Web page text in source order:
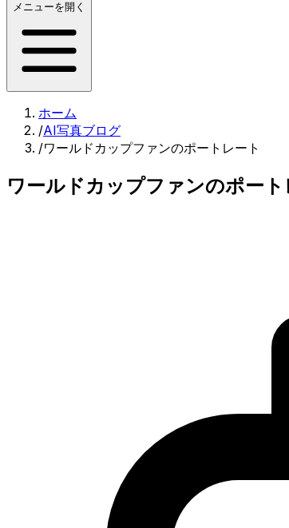
メニューを開く
ホーム
/AI写真ブログ
/ワールドカップファンのポートレート
ワールドカップファンのポート